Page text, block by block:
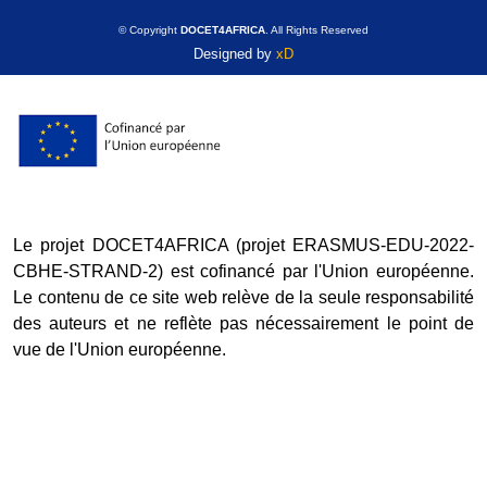
© Copyright DOCET4AFRICA . All Rights Reserved
Designed by xD
Le projet DOCET4AFRICA (projet ERASMUS-EDU-2022-
CBHE-STRAND-2) est cofinancé par l'Union européenne.
Le contenu de ce site web relève de la seule responsabilité
des auteurs et ne reflète pas nécessairement le point de
vue de l'Union européenne.